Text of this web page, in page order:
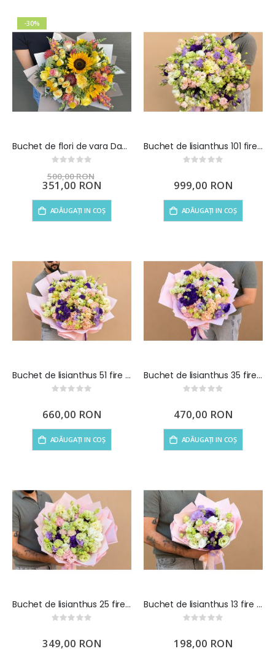
-30%
Buchet de flori de vara Dance of the Summer
Rating:
500,00 RON
Preț
special
351,00 RON
ADĂUGAȚI IN COȘ
Buchet de lisianthus 101 fire multicolor
Rating:
999,00 RON
ADĂUGAȚI IN COȘ
Buchet de lisianthus 51 fire multicolor
Rating:
660,00 RON
ADĂUGAȚI IN COȘ
Buchet de lisianthus 35 fire multicolor
Rating:
470,00 RON
ADĂUGAȚI IN COȘ
Buchet de lisianthus 25 fire multicolor
Rating:
349,00 RON
Buchet de lisianthus 13 fire multicolor
Rating:
198,00 RON